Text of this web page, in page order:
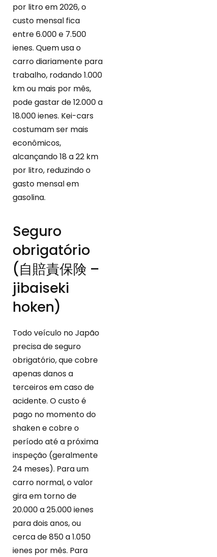
por litro em 2026, o
custo mensal fica
entre 6.000 e 7.500
ienes. Quem usa o
carro diariamente para
trabalho, rodando 1.000
km ou mais por mês,
pode gastar de 12.000 a
18.000 ienes. Kei-cars
costumam ser mais
econômicos,
alcançando 18 a 22 km
por litro, reduzindo o
gasto mensal em
gasolina.
Seguro
obrigatório
(自賠責保険 –
jibaiseki
hoken)
Todo veículo no Japão
precisa de seguro
obrigatório, que cobre
apenas danos a
terceiros em caso de
acidente. O custo é
pago no momento do
shaken e cobre o
período até a próxima
inspeção (geralmente
24 meses). Para um
carro normal, o valor
gira em torno de
20.000 a 25.000 ienes
para dois anos, ou
cerca de 850 a 1.050
ienes por mês. Para